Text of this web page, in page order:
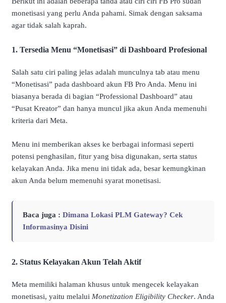
monetisasi yang perlu Anda pahami. Simak dengan saksama
agar tidak salah kaprah.
1. Tersedia Menu “Monetisasi” di Dashboard Profesional
Salah satu ciri paling jelas adalah munculnya tab atau menu
“Monetisasi” pada dashboard akun FB Pro Anda. Menu ini
biasanya berada di bagian “Professional Dashboard” atau
“Pusat Kreator” dan hanya muncul jika akun Anda memenuhi
kriteria dari Meta.
Menu ini memberikan akses ke berbagai informasi seperti
potensi penghasilan, fitur yang bisa digunakan, serta status
kelayakan Anda. Jika menu ini tidak ada, besar kemungkinan
akun Anda belum memenuhi syarat monetisasi.
Baca juga : Dimana Lokasi PLM Gateway? Cek
Informasinya Disini
2. Status Kelayakan Akun Telah Aktif
Meta memiliki halaman khusus untuk mengecek kelayakan
monetisasi, yaitu melalui Monetization Eligibility Checker. Anda